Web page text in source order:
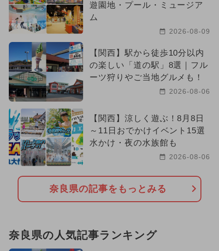
遊園地・プール・ミュージア
ム
2026-08-09
【関西】駅から徒歩10分以内
の楽しい「道の駅」8選｜フル
ーツ狩りやご当地グルメも！
2026-08-06
【関西】涼しく遊ぶ！8月8日
～11日おでかけイベント15選
水かけ・夜の水族館も
2026-08-06
奈良県の記事をもっとみる
奈良県の人気記事ランキング